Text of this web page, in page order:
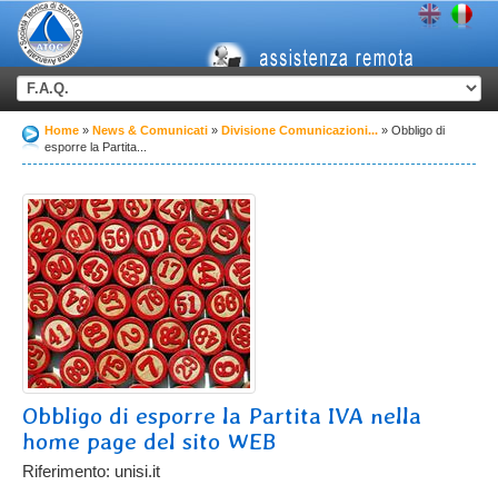
Home News & Comunicati Divisione Comunicazioni...
Obbligo di
esporre la Partita...
Obbligo di esporre la Partita IVA nella
home page del sito WEB
Riferimento: unisi.it